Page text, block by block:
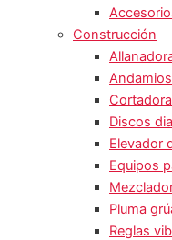
Construcción
Discos
Elevador
Equipos
Pluma
Reglas